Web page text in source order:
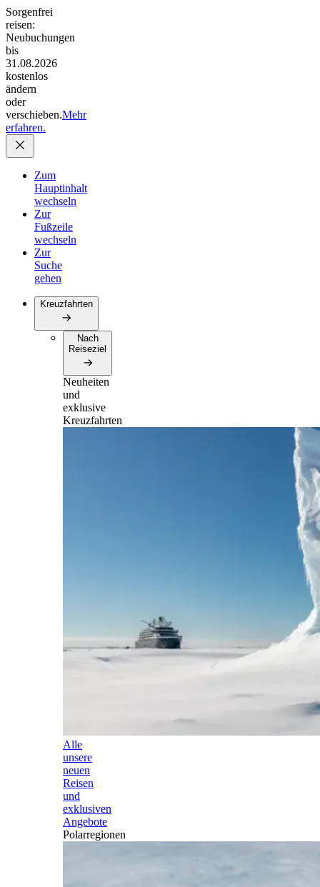
Sorgenfrei
reisen:
Neubuchungen
bis
31.08.2026
kostenlos
ändern
oder
verschieben.Mehr
erfahren.
Zum
Hauptinhalt
wechseln
Zur
Fußzeile
wechseln
Zur
Suche
gehen
Kreuzfahrten
Nach
Reiseziel
Neuheiten
und
exklusive
Kreuzfahrten
Alle
unsere
neuen
Reisen
und
exklusiven
Angebote
Polarregionen